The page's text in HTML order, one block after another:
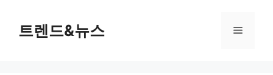
트렌드&뉴스 메